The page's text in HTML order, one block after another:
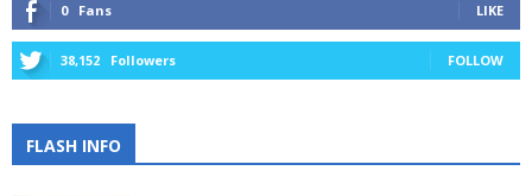
0 Fans LIKE
38,152 Followers FOLLOW
FLASH INFO